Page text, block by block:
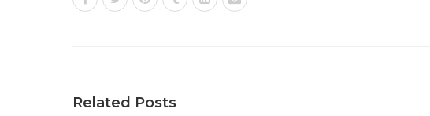
Related Posts